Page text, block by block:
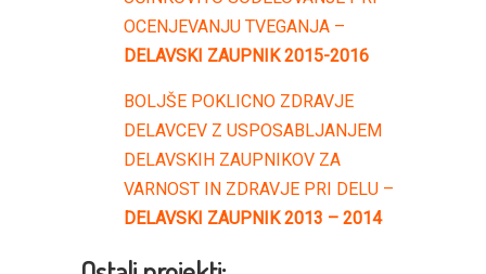
OCENJEVANJU TVEGANJA –
DELAVSKI ZAUPNIK 2015-2016
BOLJŠE POKLICNO ZDRAVJE
DELAVCEV Z USPOSABLJANJEM
DELAVSKIH ZAUPNIKOV ZA
VARNOST IN ZDRAVJE PRI DELU –
DELAVSKI ZAUPNIK 2013 – 2014